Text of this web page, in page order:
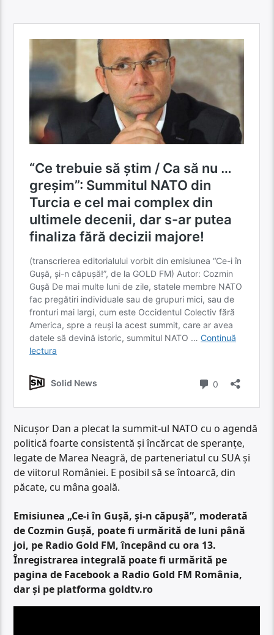
Nicușor Dan a plecat la summit-ul NATO cu o agendă
politică foarte consistentă și încărcat de speranțe,
legate de Marea Neagră, de parteneriatul cu SUA și
de viitorul României. E posibil să se întoarcă, din
păcate, cu mâna goală.
Emisiunea „Ce-i în Gușă, și-n căpușă”, moderată
de Cozmin Gușă, poate fi urmărită de luni până
joi, pe Radio Gold FM, începând cu ora 13.
Înregistrarea integrală poate fi urmărită pe
pagina de Facebook a Radio Gold FM România,
dar și pe platforma goldtv.ro